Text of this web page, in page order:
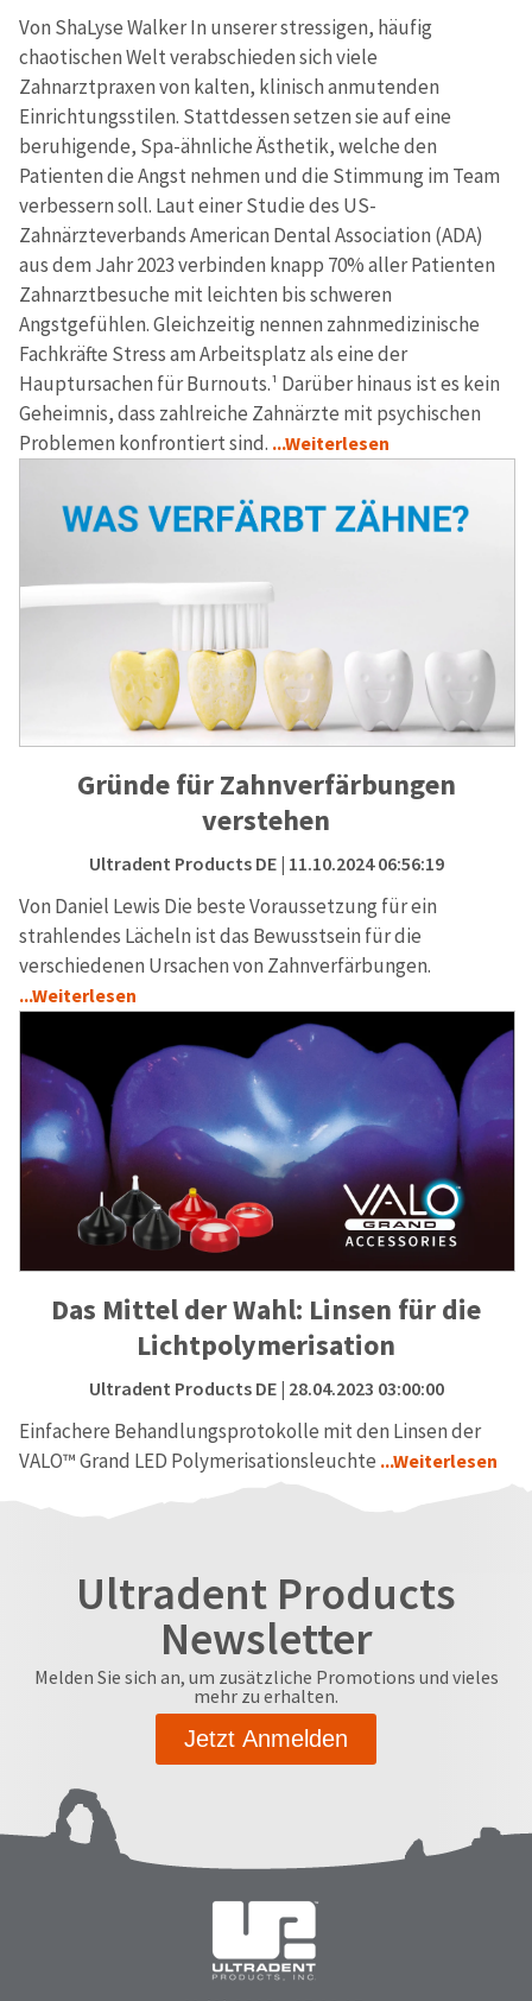
Von ShaLyse Walker In unserer stressigen, häufig
chaotischen Welt verabschieden sich viele
Zahnarztpraxen von kalten, klinisch anmutenden
Einrichtungsstilen. Stattdessen setzen sie auf eine
beruhigende, Spa-ähnliche Ästhetik, welche den
Patienten die Angst nehmen und die Stimmung im Team
verbessern soll. Laut einer Studie des US-
Zahnärzteverbands American Dental Association (ADA)
aus dem Jahr 2023 verbinden knapp 70% aller Patienten
Zahnarztbesuche mit leichten bis schweren
Angstgefühlen. Gleichzeitig nennen zahnmedizinische
Fachkräfte Stress am Arbeitsplatz als eine der
Hauptursachen für Burnouts.¹ Darüber hinaus ist es kein
Geheimnis, dass zahlreiche Zahnärzte mit psychischen
Problemen konfrontiert sind. ...Weiterlesen
Gründe für Zahnverfärbungen
verstehen
Ultradent Products DE| 11.10.2024 06:56:19
Von Daniel Lewis Die beste Voraussetzung für ein
strahlendes Lächeln ist das Bewusstsein für die
verschiedenen Ursachen von Zahnverfärbungen.
...Weiterlesen
Das Mittel der Wahl: Linsen für die
Lichtpolymerisation
Ultradent Products DE| 28.04.2023 03:00:00
Einfachere Behandlungsprotokolle mit den Linsen der
VALO™ Grand LED Polymerisationsleuchte ...Weiterlesen
Ultradent Products
Newsletter
Melden Sie sich an, um zusätzliche Promotions und vieles
mehr zu erhalten.
Jetzt Anmelden